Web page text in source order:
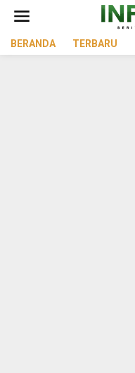
BERANDA
TERBARU